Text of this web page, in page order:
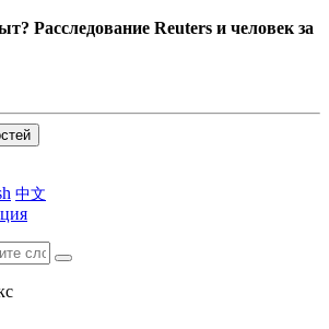
Расследование Reuters и человек за
中文